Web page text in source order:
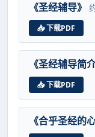
《圣经辅导》
📥 下载PDF
《圣经辅导简介
📥 下载PDF
《合乎圣经的